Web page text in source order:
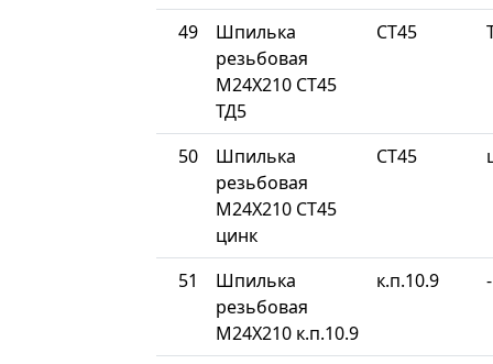
49
Шпилька
резьбовая
М24Х210 СТ45
ТД5
СТ45
50
Шпилька
резьбовая
М24Х210 СТ45
цинк
СТ45
51
Шпилька
резьбовая
М24Х210 к.п.10.9
к.п.10.9 -